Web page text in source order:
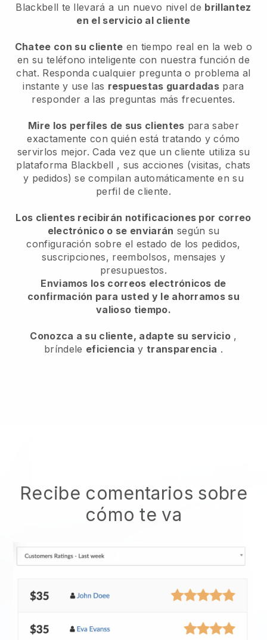
Blackbell te llevará a un nuevo nivel de brillantez
en el servicio al cliente
Chatee con su cliente en tiempo real en la web o
en su teléfono inteligente con nuestra función de
chat. Responda cualquier pregunta o problema al
instante y use las respuestas guardadaspara
responder a las preguntas más frecuentes.
Mire los perfiles de sus clientes para saber
exactamente con quién está tratando y cómo
servirlos mejor. Cada vez que un cliente utiliza su
plataforma Blackbell , sus acciones (visitas, chats
y pedidos) se compilan automáticamente en su
perfil de cliente.
Los clientes recibirán notificaciones por correo
electrónico o se enviarán según su
configuración sobre el estado de los pedidos,
suscripciones, reembolsos, mensajes y
presupuestos.
Enviamos los correos electrónicos de
confirmación para usted y le ahorramos su
valioso tiempo.
Conozca a su cliente, adapte su servicio ,
bríndele eficiencia ytransparencia .
Recibe comentarios sobre
cómo te va